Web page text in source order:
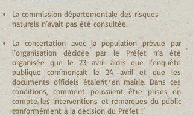
La commission départementale des risques
naturels n’avait pas été consultée.
La concertation avec la population prévue par
l’organisation décidée par le Préfet n’a été
organisée que le 23 avril alors que l’enquête
publique commençait le 24 avril et que les
documents officiels étaient en mairie. Dans ces
conditions, comment pouvaient être prises en
compte les interventions et remarques du public
conformément à la décision du Préfet !